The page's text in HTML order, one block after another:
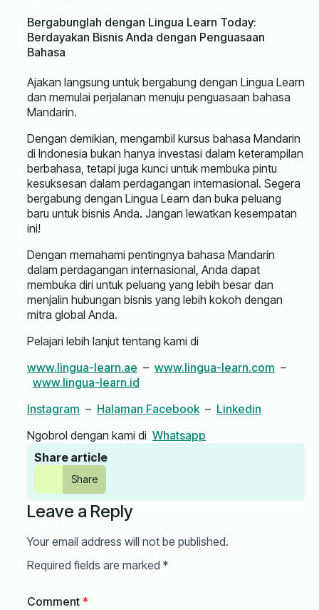
Bergabunglah dengan Lingua Learn Today:
Berdayakan Bisnis Anda dengan Penguasaan
Bahasa
Ajakan langsung untuk bergabung dengan Lingua Learn
dan memulai perjalanan menuju penguasaan bahasa
Mandarin.
Dengan demikian, mengambil kursus bahasa Mandarin
di Indonesia bukan hanya investasi dalam keterampilan
berbahasa, tetapi juga kunci untuk membuka pintu
kesuksesan dalam perdagangan internasional. Segera
bergabung dengan Lingua Learn dan buka peluang
baru untuk bisnis Anda. Jangan lewatkan kesempatan
ini!
Dengan memahami pentingnya bahasa Mandarin
dalam perdagangan internasional, Anda dapat
membuka diri untuk peluang yang lebih besar dan
menjalin hubungan bisnis yang lebih kokoh dengan
mitra global Anda.
Pelajari lebih lanjut tentang kami di
www.lingua-learn.ae – www.lingua-learn.com –
www.lingua-learn.id
Instagram – Halaman Facebook – Linkedin
Ngobrol dengan kami di Whatsapp
Share article
Share
Leave a Reply
Your email address will not be published.
Required fields are marked *
Comment *